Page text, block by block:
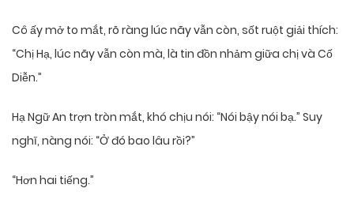
Cô ấy mở to mắt, rõ ràng lúc nãy vẫn còn, sốt ruột giải thích:
“Chị Hạ, lúc nãy vẫn còn mà, là tin đồn nhảm giữa chị và Cố
Diễn.”
Hạ Ngữ An trợn tròn mắt, khó chịu nói: “Nói bậy nói bạ.” Suy
nghĩ, nàng nói: “Ở đó bao lâu rồi?”
“Hơn hai tiếng.”